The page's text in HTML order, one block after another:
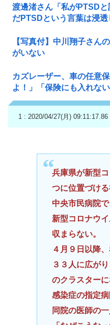
渡邊渚さん「私がPTSD
だPTSDという言葉は浸
【写真付】中川翔子さん
がいない
カズレーザー、車の任意
よ！」「保険にも入れな
1 : 2020/04/27(月) 09:11:17.86
兵庫県が新型
つに位置づけ
中央市民病院で
新型コロナウ
収まらない。
４月９日以降
３３人に広が
のクラスターに
感染症の指定病
同院の医師の